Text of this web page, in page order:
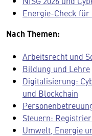
Energie-Check für
Nach Themen:
Arbeitsrecht und
Bildung und Lehre
Digitalisierung:
und Blockchain
Steuern:
Umwelt, Energie